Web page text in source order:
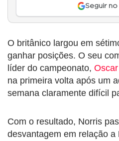
Seguir
O britânico largou em
ganhar posições. O seu
líder do campeonato,
na primeira volta após um
semana claramente difícil
Com o resultado, Norris
desvantagem em relação a